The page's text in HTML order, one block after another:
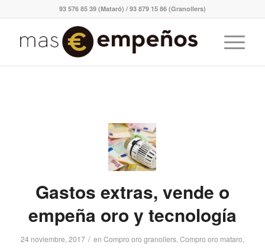
93 576 85 39 (Mataró) / 93 879 15 86 (Granollers)
Gastos extras, vende o
empeña oro y tecnología
24 noviembre, 2017 / en Compro oro granollers, Compro oro mataro,